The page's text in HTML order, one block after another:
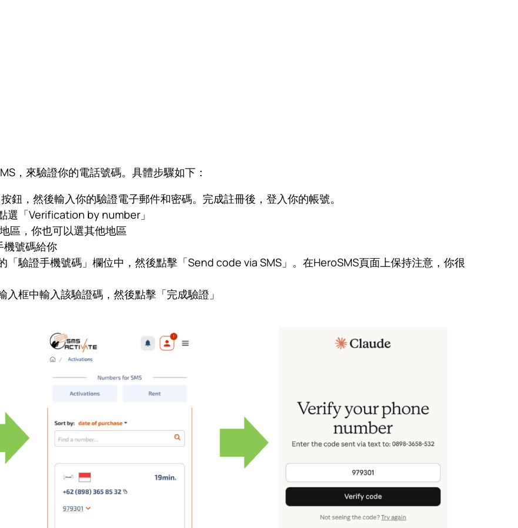
，來驗證你的電話號碼。具體步驟如下：
鈕，然後輸入你的驗證電子郵件和密碼。完成註冊後，登入你的帳號。
選「Verification by number」
區，你也可以選其他地區
機號碼給你
驗證手機號碼」欄位中，然後點擊「Send code via SMS」。在HeroSMS頁面上保持注意，你很
框中輸入該驗證碼，然後點擊「完成驗證」